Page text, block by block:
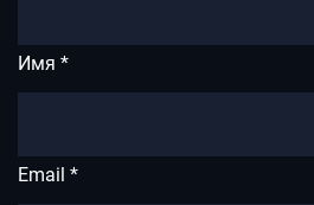
Имя *
Email *